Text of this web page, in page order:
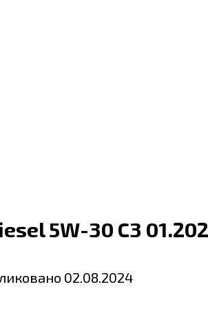
5W-30 C3
02.08.2024